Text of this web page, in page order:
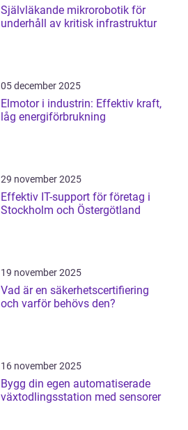
Självläkande mikrorobotik för
underhåll av kritisk infrastruktur
05 december 2025
Elmotor i industrin: Effektiv kraft,
låg energiförbrukning
29 november 2025
Effektiv IT-support för företag i
Stockholm och Östergötland
19 november 2025
Vad är en säkerhetscertifiering
och varför behövs den?
16 november 2025
Bygg din egen automatiserade
växtodlingsstation med sensorer